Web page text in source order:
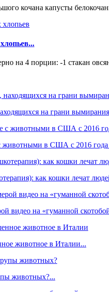
кочана капусты
на 4 порции: -1 стакан
на грани
животными в США с 2016 года
как кошки лечат
видео на «гуманной
животное в Италии...
животных?...